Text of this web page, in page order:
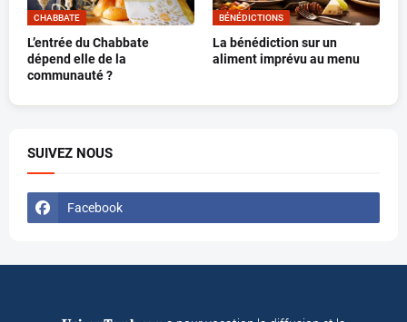
CHABBATE
L’entrée du Chabbate
dépend elle de la
communauté ?
BÉNÉDICTIONS
La bénédiction sur un
aliment imprévu au menu
SUIVEZ NOUS
Facebook